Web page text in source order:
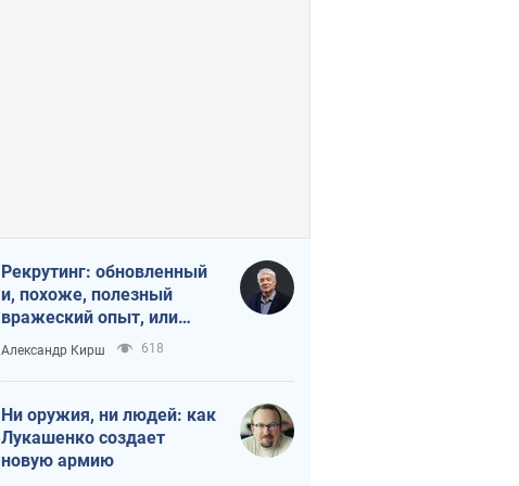
Рекрутинг: обновленный
и, похоже, полезный
вражеский опыт, или
Диалектика
требовательной трусости
Александр Кирш 618
Ни оружия, ни людей: как
Лукашенко создает
новую армию